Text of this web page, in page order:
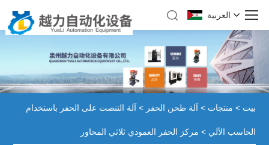
العربية
بيت > منتجات > آلة طحن الحفر > آلة التنصت على الحفر باستخدام
الحاسب الآلي > مركز الحفر العمودي ثلاثي المحاور